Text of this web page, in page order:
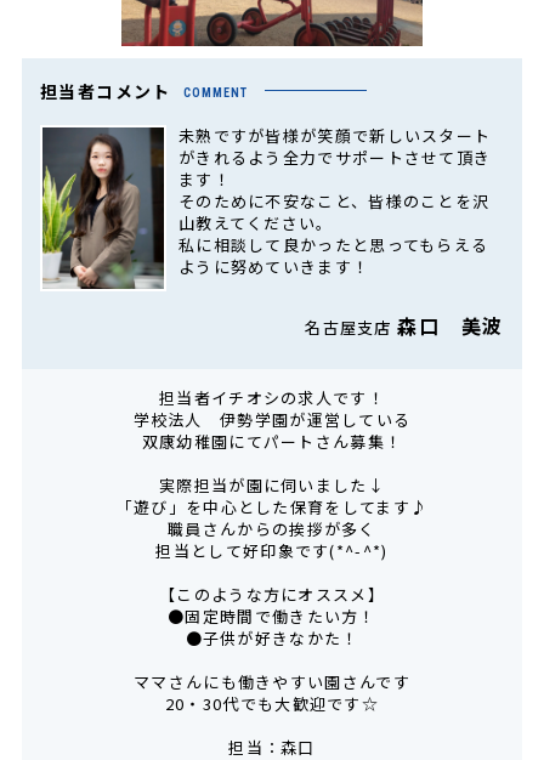
担当者コメント COMMENT
未熟ですが皆様が笑顔で新しいスタート
がきれるよう全力でサポートさせて頂き
ます！
そのために不安なこと、皆様のことを沢
山教えてください。
私に相談して良かったと思ってもらえる
ように努めていきます！
名古屋支店森口 美波
担当者イチオシの求人です！
学校法人 伊勢学園が運営している
双康幼稚園にてパートさん募集！
実際担当が園に伺いました↓
「遊び」を中心とした保育をしてます♪
職員さんからの挨拶が多く
担当として好印象です(*^-^*)
【このような方にオススメ】
●固定時間で働きたい方！
●子供が好きなかた！
ママさんにも働きやすい園さんです
20・30代でも大歓迎です☆
担当：森口